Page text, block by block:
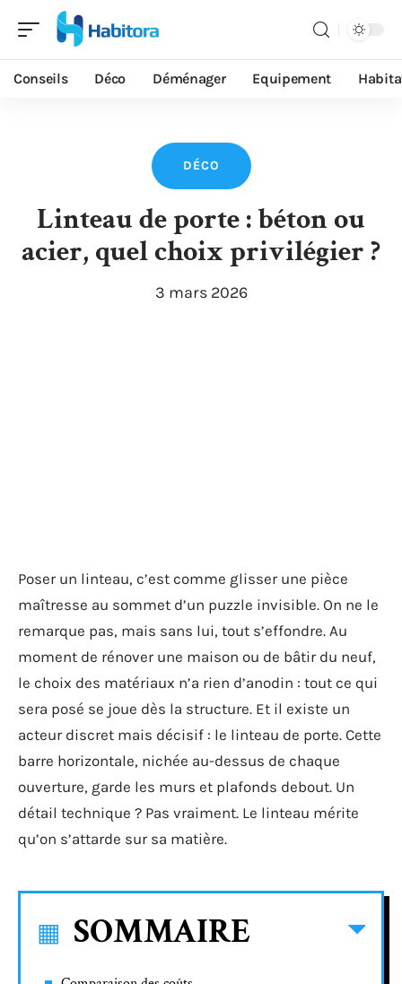
Conseils Déco Déménager Equipement
DÉCO
Linteau de porte : béton ou
acier, quel choix privilégier ?
3 mars 2026
Poser un linteau, c’est comme glisser une pièce
maîtresse au sommet d’un puzzle invisible. On ne le
remarque pas, mais sans lui, tout s’effondre. Au
moment de rénover une maison ou de bâtir du neuf,
le choix des matériaux n’a rien d’anodin : tout ce qui
sera posé se joue dès la structure. Et il existe un
acteur discret mais décisif : le linteau de porte. Cette
barre horizontale, nichée au-dessus de chaque
ouverture, garde les murs et plafonds debout. Un
détail technique ? Pas vraiment. Le linteau mérite
qu’on s’attarde sur sa matière.
SOMMAIRE